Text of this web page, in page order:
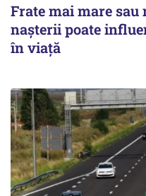
Frate mai mare sau
nașterii poate
în viață